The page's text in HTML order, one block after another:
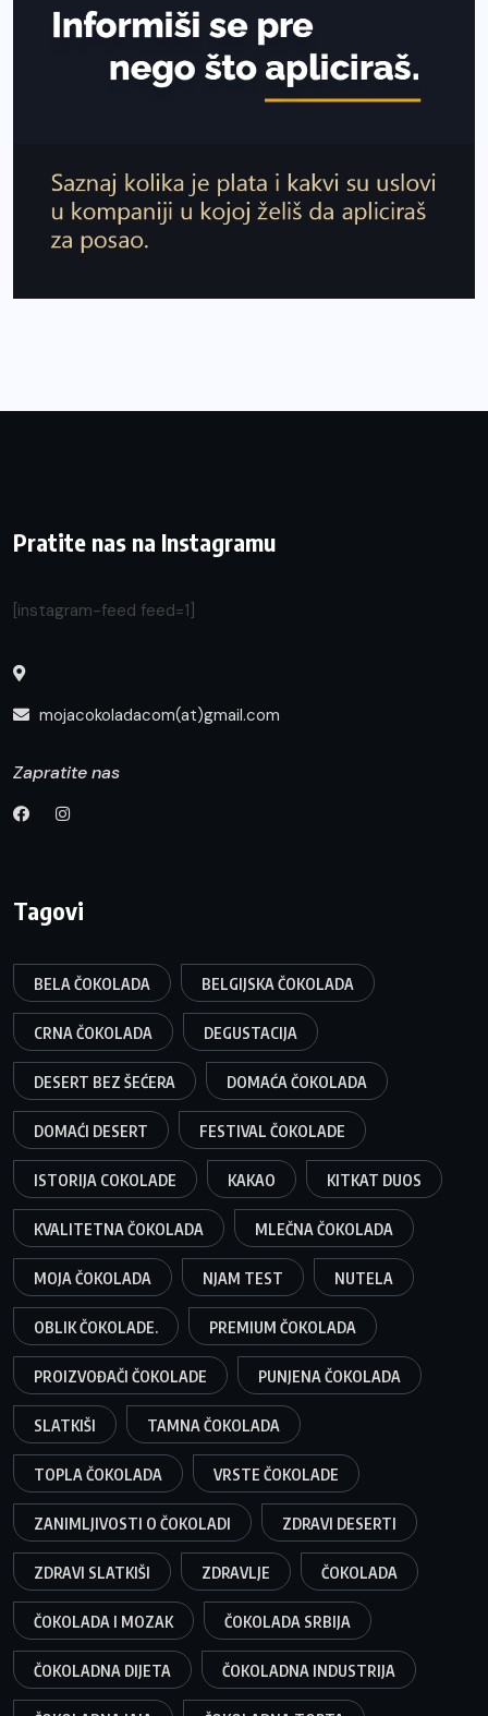
Pratite nas na Instagramu
[instagram-feed feed=1]
mojacokoladacom(at)gmail.com
Zapratite nas
Tagovi
BELA ČOKOLADA BELGIJSKA ČOKOLADA
CRNA ČOKOLADA DEGUSTACIJA
DESERT BEZ ŠEĆERA DOMAĆA ČOKOLADA
DOMAĆI DESERT FESTIVAL ČOKOLADE
ISTORIJA COKOLADE KAKAO KITKAT DUOS
KVALITETNA ČOKOLADA MLEČNA ČOKOLADA
MOJA ČOKOLADA NJAM TEST NUTELA
OBLIK ČOKOLADE. PREMIUM ČOKOLADA
PROIZVOĐAČI ČOKOLADE PUNJENA ČOKOLADA
SLATKIŠI TAMNA ČOKOLADA
TOPLA ČOKOLADA VRSTE ČOKOLADE
ZANIMLJIVOSTI O ČOKOLADI ZDRAVI DESERTI
ZDRAVI SLATKIŠI ZDRAVLJE ČOKOLADA
ČOKOLADA I MOZAK ČOKOLADA SRBIJA
ČOKOLADNA DIJETA ČOKOLADNA INDUSTRIJA